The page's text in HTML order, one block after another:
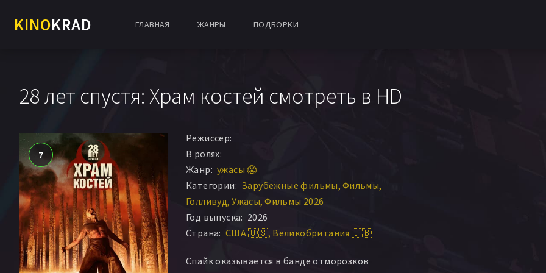
KINOKRAD ГЛАВНАЯ ЖАНРЫ ПОДБОРКИ
28 лет спустя: Храм костей смотреть в HD
7
Режиссер:
В ролях:
Жанр: ужасы 😱
Категории: Зарубежные фильмы Фильмы
Голливуд Ужасы Фильмы 2026
Год выпуска: 2026
Страна: США 🇺🇸 Великобритания 🇬🇧
Спайк оказывается в банде отморозков